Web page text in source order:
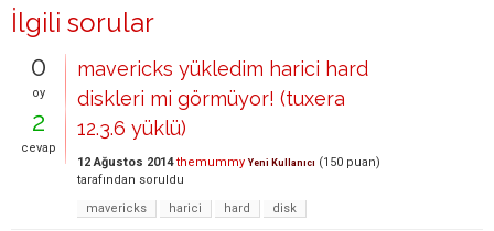
İlgili sorular
0
oy
2
cevap
mavericks yükledim harici hard
diskleri mi görmüyor! (tuxera
12.3.6 yüklü)
12 Ağustos 2014 themummy Yeni Kullanıcı (150 puan)
tarafından soruldu
mavericks
harici hard disk